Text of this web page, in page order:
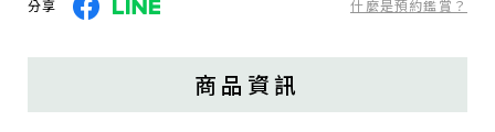
分享 什麼是預約鑑賞？
商品資訊